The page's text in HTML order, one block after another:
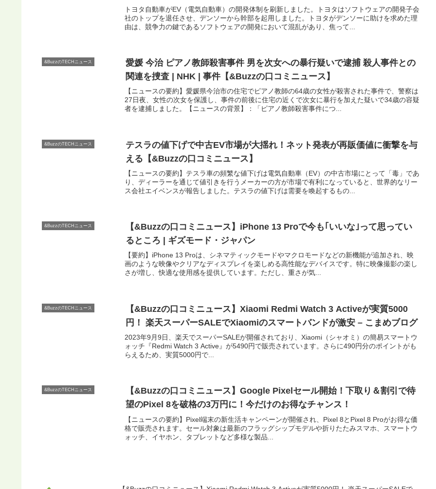
トヨタ自動車がEV（電気自動車）の開発体制を刷新しました。トヨタはソフトウェアの開発子会
社のトップを退任させ、デンソーから幹部を起用しました。トヨタがデンソーに助けを求めた理
由は、競争力の鍵であるソフトウェアの開発において混乱があり、焦って...
&BuzzのTECHニュース
愛媛 今治 ピアノ教師殺害事件 男を次女への暴行疑いで逮捕 殺人事件との
関連を捜査 | NHK | 事件【&Buzzの口コミニュース】
【ニュースの要約】愛媛県今治市の住宅でピアノ教師の64歳の女性が殺害された事件で、警察は
27日夜、女性の次女を保護し、事件の前後に住宅の近くで次女に暴行を加えた疑いで34歳の容疑
者を逮捕しました。【ニュースの背景】：「ピアノ教師殺害事件につ...
&BuzzのTECHニュース
テスラの値下げで中古EV市場が大揺れ！ネット発表が再販価値に衝撃を与
える【&Buzzの口コミニュース】
【ニュースの要約】テスラ車の頻繁な値下げは電気自動車（EV）の中古市場にとって「毒」であ
り、ディーラーを通じて値引きを行うメーカーの方が市場で有利になっていると、世界的なリー
ス会社エイベンスが報告しました。テスラの値下げは需要を喚起するもの...
&BuzzのTECHニュース
【&Buzzの口コミニュース】iPhone 13 Proで今も｢いいな｣って思ってい
るところ | ギズモード・ジャパン
【要約】iPhone 13 Proは、シネマティックモードやマクロモードなどの新機能が追加され、映
画のような映像やクリアなディスプレイを楽しめる高性能なデバイスです。特に映像撮影の楽し
さが増し、快適な使用感を提供しています。ただし、重さが気...
&BuzzのTECHニュース
【&Buzzの口コミニュース】Xiaomi Redmi Watch 3 Activeが実質5000
円！ 楽天スーパーSALEでXiaomiのスマートバンドが激安 – こまめブログ
2023年9月9日、楽天でスーパーSALEが開催されており、Xiaomi（シャオミ）の簡易スマートウ
ォッチ『Redmi Watch 3 Active』が5490円で販売されています。さらに490円分のポイントがも
らえるため、実質5000円で...
&BuzzのTECHニュース
【&Buzzの口コミニュース】Google Pixelセール開始！下取り＆割引で待
望のPixel 8を破格の3万円に！今だけのお得なチャンス！
【ニュースの要約】Pixel端末の新生活キャンペーンが開催され、Pixel 8とPixel 8 Proがお得な価
格で販売されます。セール対象は最新のフラッグシップモデルや折りたたみスマホ、スマートウ
ォッチ、イヤホン、タブレットなど多様な製品...